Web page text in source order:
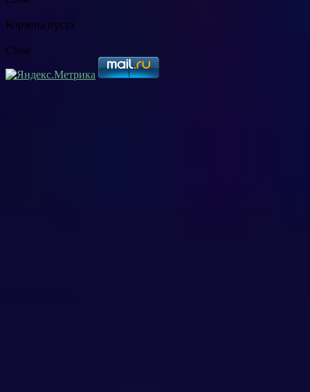
Корзина пуста.
Close